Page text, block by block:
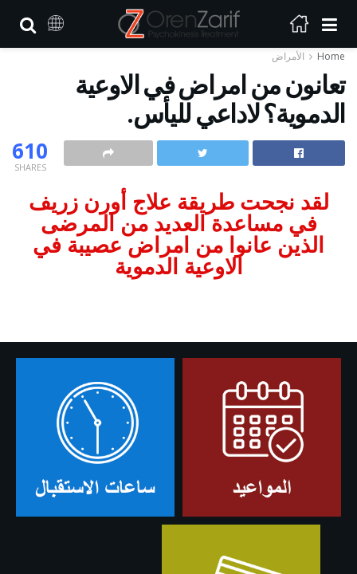
Home الأمراض
تعانون من امراض في الاوعية
الدموية؟ لاداعي لليأس.
610
SHARES
لقد نجحت طريقة علاج أورن زريف
في مساعدة العديد من المرضى
الذين عانوا من امراض عصيبة في
الاوعية الدموية